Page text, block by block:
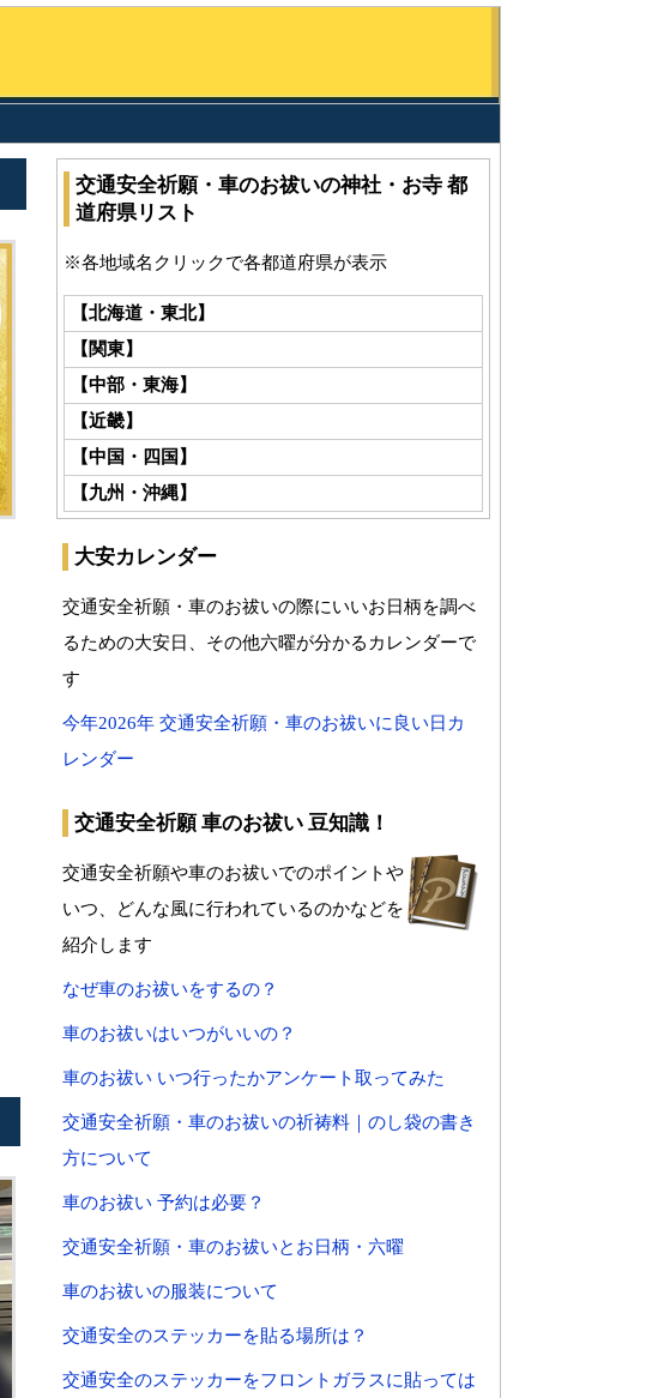
交通安全祈願・車のお祓いの神社・お寺 都
道府県リスト
※各地域名クリックで各都道府県が表示
【北海道・東北】
【関東】
【中部・東海】
【近畿】
【中国・四国】
【九州・沖縄】
大安カレンダー
交通安全祈願・車のお祓いの際にいいお日柄を調べ
るための大安日、その他六曜が分かるカレンダーで
す
今年2026年 交通安全祈願・車のお祓いに良い日カ
レンダー
交通安全祈願 車のお祓い 豆知識！
交通安全祈願や車のお祓いでのポイントや
いつ、どんな風に行われているのかなどを
紹介します
なぜ車のお祓いをするの？
車のお祓いはいつがいいの？
車のお祓い いつ行ったかアンケート取ってみた
交通安全祈願・車のお祓いの祈祷料｜のし袋の書き
方について
車のお祓い 予約は必要？
交通安全祈願・車のお祓いとお日柄・六曜
車のお祓いの服装について
交通安全のステッカーを貼る場所は？
交通安全のステッカーをフロントガラスに貼っては